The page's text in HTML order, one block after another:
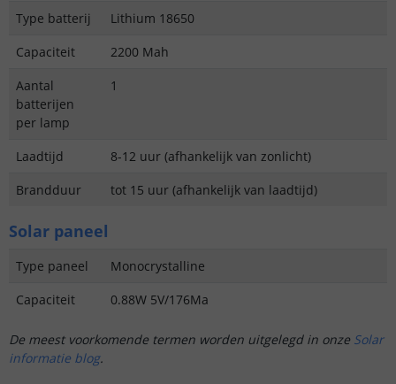
Type batterij
Lithium 18650
Capaciteit
2200 Mah
Aantal
batterijen
per lamp
1
Laadtijd
8-12 uur (afhankelijk van zonlicht)
Brandduur
tot 15 uur (afhankelijk van laadtijd)
Solar paneel
Type paneel
Monocrystalline
Capaciteit
0.88W 5V/176Ma
De meest voorkomende termen worden uitgelegd in onze Solar
informatie blog.